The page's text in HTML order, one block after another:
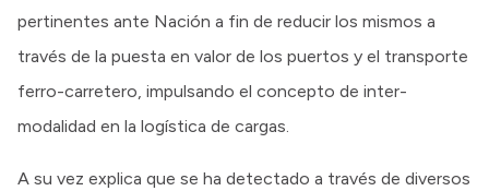
pertinentes ante Nación a fin de reducir los mismos a
través de la puesta en valor de los puertos y el transporte
ferro-carretero, impulsando el concepto de inter-
modalidad en la logística de cargas.
A su vez explica que se ha detectado a través de diversos